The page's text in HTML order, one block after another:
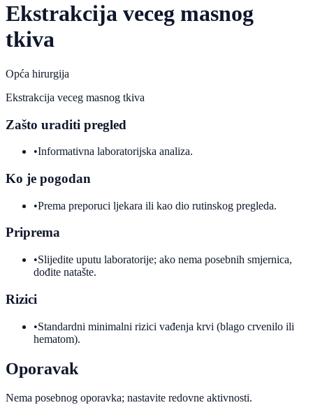
Ekstrakcija veceg masnog
tkiva
Opća hirurgija
Ekstrakcija veceg masnog tkiva
Zašto uraditi pregled
•Informativna laboratorijska analiza.
Ko je pogodan
•Prema preporuci ljekara ili kao dio rutinskog pregleda.
Priprema
•Slijedite uputu laboratorije; ako nema posebnih smjernica,
dođite natašte.
Rizici
•Standardni minimalni rizici vađenja krvi (blago crvenilo ili
hematom).
Oporavak
Nema posebnog oporavka; nastavite redovne aktivnosti.